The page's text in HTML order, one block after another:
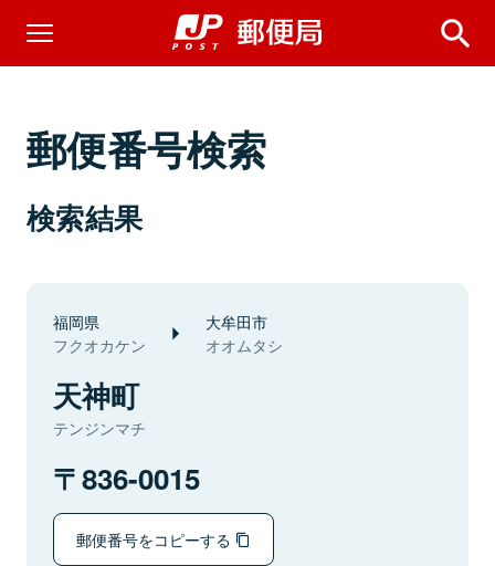
郵便番号検索
検索結果
福岡県
フクオカケン
大牟田市
オオムタシ
天神町
テンジンマチ
836-0015
郵便番号をコピーする